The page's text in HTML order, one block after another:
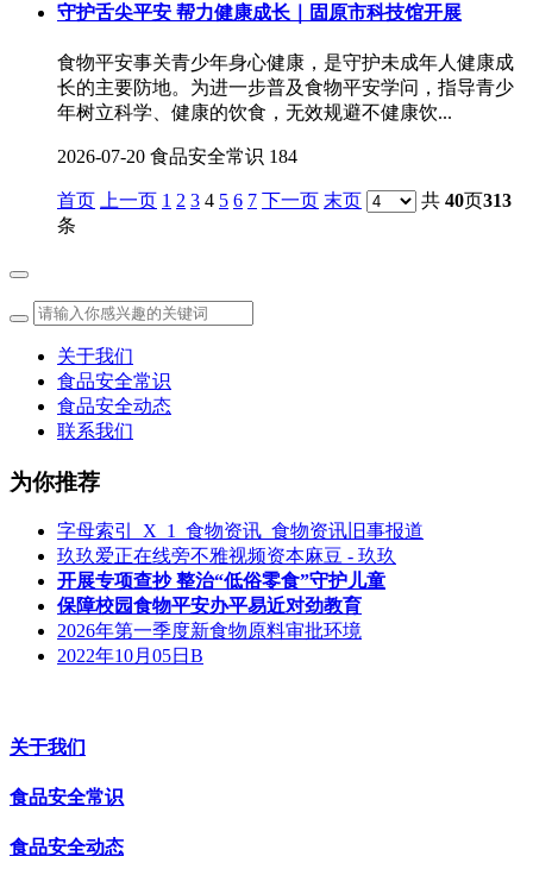
守护舌尖平安 帮力健康成长｜固原市科技馆开展
食物平安事关青少年身心健康，是守护未成年人健康成
长的主要防地。为进一步普及食物平安学问，指导青少
年树立科学、健康的饮食，无效规避不健康饮...
2026-07-20 食品安全常识 184
首页 上一页 1 2 3 4 5 6 7 下一页 末页 共 40页313
条
关于我们
食品安全常识
食品安全动态
联系我们
为你推荐
字母索引_X_1_食物资讯_食物资讯旧事报道
玖玖爱正在线旁不雅视频资本麻豆 - 玖玖
开展专项查抄 整治“低俗零食”守护儿童
保障校园食物平安办平易近对劲教育
2026年第一季度新食物原料审批环境
2022年10月05日B
关于我们
食品安全常识
食品安全动态